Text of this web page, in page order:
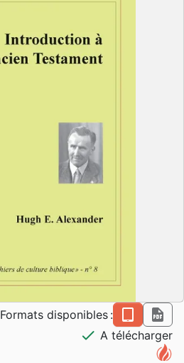
Formats disponibles : epub
pdf
check A télécharger